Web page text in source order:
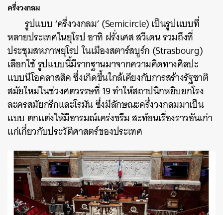
ครึ่งวงกลม
รูปแบบ ‘ครึ่งวงกลม’ (Semicircle) เป็นรูปแบบที่
หลายประเทศในยุโรป อาทิ ฝรั่งเศส สวีเดน รวมถึงที่
ประชุมสหภาพยุโรป ในเมืองสตาร์สบูร์ก (Strasbourg)
เลือกใช้ รูปแบบนี้มีรากฐานมาจากความคิดทางศิลปะ
แบบนีโอคลาสสิค ซึ่งเกิดขึ้นใกล้เคียงกับการสร้างรัฐชาติ
สมัยใหม่ในช่วงศตวรรษที่ 19 ทำให้สถาปนิกหยิบยกโรง
ละครสมัยกรีกและโรมัน ซึ่งมีลักษณะครึ่งวงกลมมาเป็น
แบบ ตกแต่งให้มีอารมณ์เคร่งขรึม สะท้อนเรื่องราวอันเก่า
แก่เกี่ยวกับประวัติศาสตร์ของประเทศ